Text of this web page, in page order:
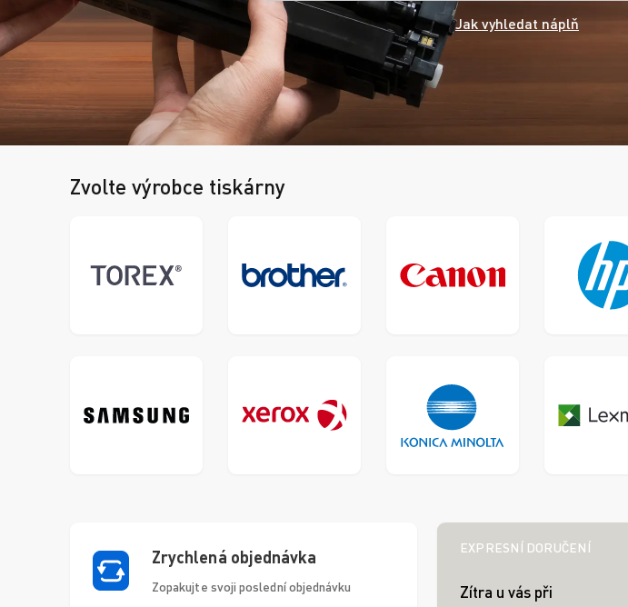
Jak vyhledat náplň
Zvolte výrobce tiskárny
TOREX Brother Canon
Samsung Xerox Konica Minolta Lexmark
Zrychlená objednávka
Zopakujte svoji poslední objednávku
EXPRESNÍ DORUČENÍ
Zítra u vás při